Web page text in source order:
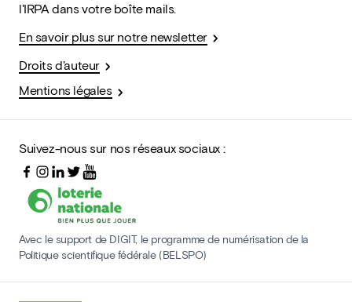
l'IRPA dans votre boîte mails.
En savoir plus sur notre newsletter
Droits d'auteur
Mentions légales
Suivez-nous sur nos réseaux sociaux :
Avec le support de DIGIT, le programme de numérisation de la
Politique scientifique fédérale (BELSPO)